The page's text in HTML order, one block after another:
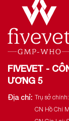
FIVEVET -
ƯƠNG 5
Địa chỉ: Trụ sở
CN Hồ Chí